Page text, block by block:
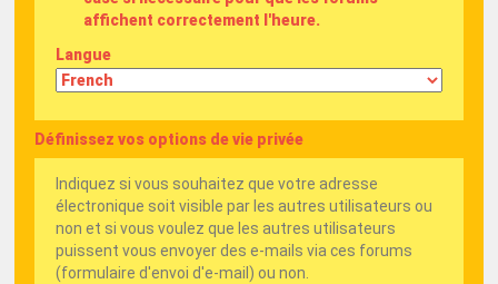
affichent correctement l'heure.
Langue
Définissez vos options de vie privée
Indiquez si vous souhaitez que votre adresse
électronique soit visible par les autres utilisateurs ou
non et si vous voulez que les autres utilisateurs
puissent vous envoyer des e-mails via ces forums
(formulaire d'envoi d'e-mail) ou non.